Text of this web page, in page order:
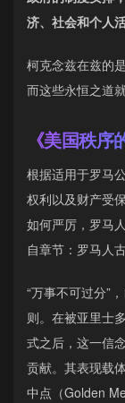
济、社会和个人
柯克念兹在兹的
而这些永恒之道
《美国秩
根据适用于罗马
权利以及财产受
如何严厉，罗马
自章节：罗马人
“万事不可过分”
则。在被亚里士
式之后，这一信
贡献。其表现载
中点（Golden